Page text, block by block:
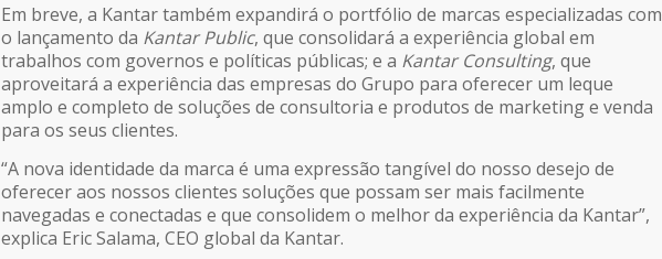
Em breve, a Kantar também expandirá o portfólio de marcas especializadas com
o lançamento da Kantar Public, que consolidará a experiência global em
trabalhos com governos e políticas públicas; e a Kantar Consulting, que
aproveitará a experiência das empresas do Grupo para oferecer um leque
amplo e completo de soluções de consultoria e produtos de marketing e venda
para os seus clientes.
“A nova identidade da marca é uma expressão tangível do nosso desejo de
oferecer aos nossos clientes soluções que possam ser mais facilmente
navegadas e conectadas e que consolidem o melhor da experiência da Kantar”,
explica Eric Salama, CEO global da Kantar.